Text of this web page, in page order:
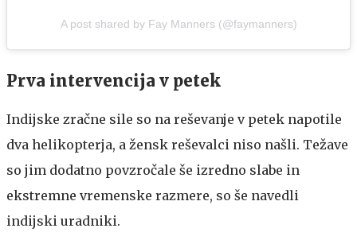
A post shared by Fay Manners (@faymanners)
Prva intervencija v petek
Indijske zračne sile so na reševanje v petek napotile
dva helikopterja, a žensk reševalci niso našli. Težave
so jim dodatno povzročale še izredno slabe in
ekstremne vremenske razmere, so še navedli
indijski uradniki.